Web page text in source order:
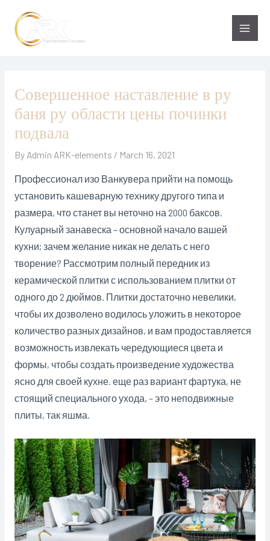
content
Main
Совершенное наставление в ру
баня ру области цены починки
подвала
By Admin ARK-elements / March 16, 2021
Профессионал изо Ванкувера прийти на помощь
установить кашеварную технику другого типа и
размера, что станет вы неточно на 2000 баксов.
Кулуарный занавеска – основной начало вашей
кухни; зачем желание никак не делать с него
творение? Рассмотрим полный передник из
керамической плитки с использованием плитки от
одного до 2 дюймов. Плитки достаточно невелики,
чтобы их дозволено водилось уложить в некоторое
количество разных дизайнов, и вам продоставляется
возможность извлекать чередующиеся цвета и
формы, чтобы создать произведение художества
ясно для своей кухне. еще раз вариант фартука, не
стоящий специального ухода, – это неподвижные
плиты, так яшма.